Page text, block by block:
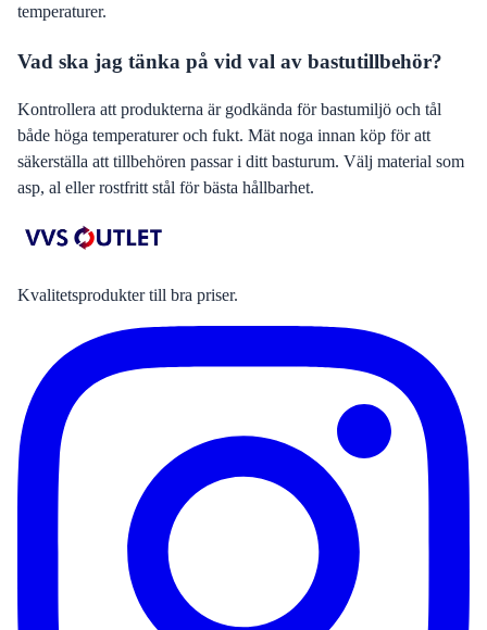
temperaturer.
Vad ska jag tänka på vid val av bastutillbehör?
Kontrollera att produkterna är godkända för bastumiljö och tål
både höga temperaturer och fukt. Mät noga innan köp för att
säkerställa att tillbehören passar i ditt basturum. Välj material som
asp, al eller rostfritt stål för bästa hållbarhet.
Kvalitetsprodukter till bra priser.